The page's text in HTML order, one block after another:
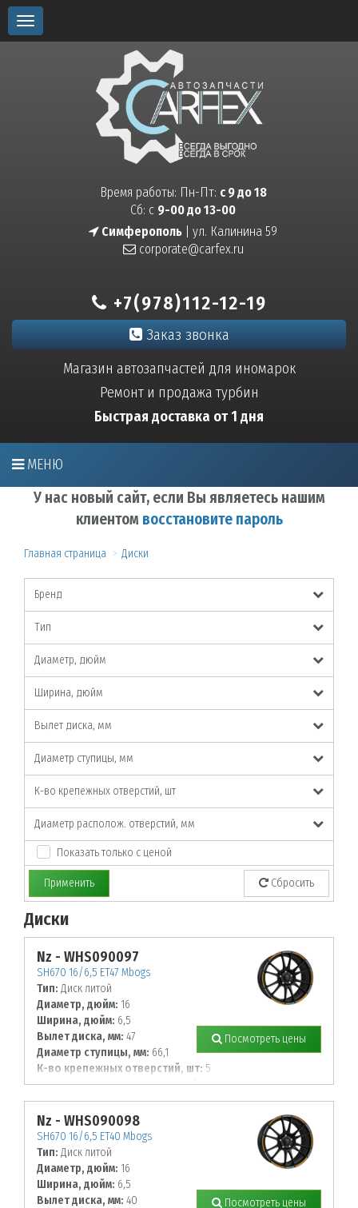
Toggle
navigation
Время работы: Пн-Пт: с 9 до 18
Сб: с 9-00 до 13-00
Симферополь | ул. Калинина 59
corporate@carfex.ru
+7(978)112-12-19
Заказ звонка
Магазин автозапчастей для иномарок
Ремонт и продажа турбин
Быстрая доставка от 1 дня
МЕНЮ
У нас новый сайт, если Вы являетесь нашим
клиентом восстановите пароль
Главная страница Диски
Бренд
Тип
Диаметр, дюйм
Ширина, дюйм
Вылет диска, мм
Диаметр ступицы, мм
К-во крепежных отверстий, шт
Диаметр располож. отверстий, мм
Показать только с ценой
Применить Сбросить
Диски
Nz - WHS090097
SH670 16/6,5 ET47 Mbogs
Тип: Диск литой
Диаметр, дюйм: 16
Ширина, дюйм: 6,5
Вылет диска, мм: 47
Диаметр ступицы, мм: 66,1
К-во крепежных отверстий, шт: 5
Диаметр располож. отверстий, мм:
114,3
Посмотреть цены
Nz - WHS090098
SH670 16/6,5 ET40 Mbogs
Тип: Диск литой
Диаметр, дюйм: 16
Ширина, дюйм: 6,5
Вылет диска, мм: 40
Посмотреть цены
По заданным параметрам товары не найдены!